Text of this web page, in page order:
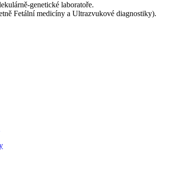
genetické laboratoře.
Fetální medicíny a Ultrazvukové diagnostiky).